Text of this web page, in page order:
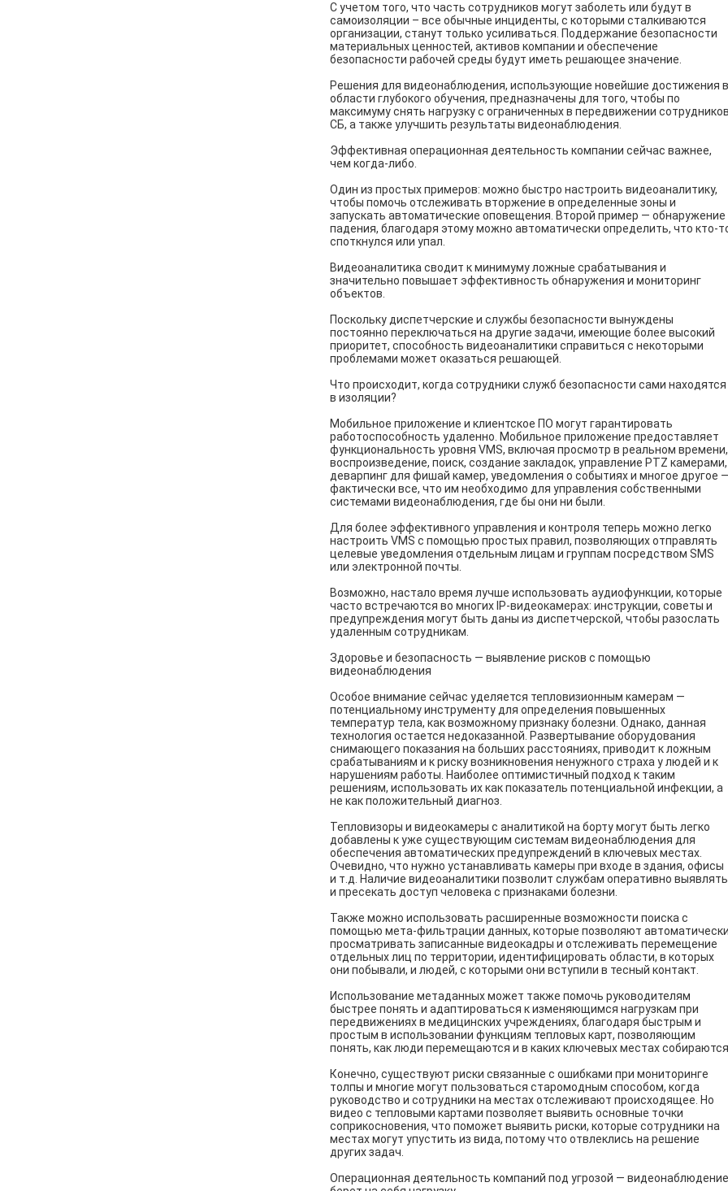
С учетом того, что часть сотрудников могут заболеть или будут в
самоизоляции – все обычные инциденты, с которыми сталкиваются
организации, станут только усиливаться. Поддержание безопасности
материальных ценностей, активов компании и обеспечение
безопасности рабочей среды будут иметь решающее значение.
Решения для видеонаблюдения, использующие новейшие достижения в
области глубокого обучения, предназначены для того, чтобы по
максимуму снять нагрузку с ограниченных в передвижении
СБ, а также улучшить результаты видеонаблюдения.
Эффективная операционная деятельность компании сейчас важнее,
чем когда-либо.
Один из простых примеров: можно быстро настроить видеоаналитику,
чтобы помочь отслеживать вторжение в определенные зоны и
запускать автоматические оповещения. Второй пример — обнаружение
падения, благодаря этому можно автоматически определить, что кто-
споткнулся или упал.
Видеоаналитика сводит к минимуму ложные срабатывания и
значительно повышает эффективность обнаружения и мониторинг
объектов.
Поскольку диспетчерские и службы безопасности вынуждены
постоянно переключаться на другие задачи, имеющие более высокий
приоритет, способность видеоаналитики справиться с некоторыми
проблемами может оказаться решающей.
Что происходит, когда сотрудники служб безопасности сами находятся
в изоляции?
Мобильное приложение и клиентское ПО могут гарантировать
работоспособность удаленно. Мобильное приложение предоставляет
функциональность уровня VMS, включая просмотр в реальном времени,
воспроизведение, поиск, создание закладок, управление PTZ камерами,
деварпинг для фишай камер, уведомления о событиях и многое другое
фактически все, что им необходимо для управления собственными
системами видеонаблюдения, где бы они ни были.
Для более эффективного управления и контроля теперь можно легко
настроить VMS с помощью простых правил, позволяющих отправлять
целевые уведомления отдельным лицам и группам посредством SMS
или электронной почты.
Возможно, настало время лучше использовать аудиофункции, которые
часто встречаются во многих IP-видеокамерах: инструкции, советы и
предупреждения могут быть даны из диспетчерской, чтобы разослать
удаленным сотрудникам.
Здоровье и безопасность — выявление рисков с помощью
видеонаблюдения
Особое внимание сейчас уделяется тепловизионным камерам —
потенциальному инструменту для определения повышенных
температур тела, как возможному признаку болезни. Однако, данная
технология остается недоказанной. Развертывание оборудования
снимающего показания на больших расстояниях, приводит к ложным
срабатываниям и к риску возникновения ненужного страха у людей и к
нарушениям работы. Наиболее оптимистичный подход к таким
решениям, использовать их как показатель потенциальной инфекции, а
не как положительный диагноз.
Тепловизоры и видеокамеры с аналитикой на борту могут быть легко
добавлены к уже существующим системам видеонаблюдения для
обеспечения автоматических предупреждений в ключевых местах.
Очевидно, что нужно устанавливать камеры при входе в здания, офисы
и т.д. Наличие видеоаналитики позволит службам оперативно выявлять
и пресекать доступ человека с признаками болезни.
Также можно использовать расширенные возможности поиска с
помощью мета-фильтрации данных, которые позволяют
просматривать записанные видеокадры и отслеживать перемещение
отдельных лиц по территории, идентифицировать области, в которых
они побывали, и людей, с которыми они вступили в тесный контакт.
Использование метаданных может также помочь руководителям
быстрее понять и адаптироваться к изменяющимся нагрузкам при
передвижениях в медицинских учреждениях, благодаря быстрым и
простым в использовании функциям тепловых карт, позволяющим
понять, как люди перемещаются и в каких ключевых местах
Конечно, существуют риски связанные с ошибками при мониторинге
толпы и многие могут пользоваться старомодным способом, когда
руководство и сотрудники на местах отслеживают происходящее. Но
видео с тепловыми картами позволяет выявить основные точки
соприкосновения, что поможет выявить риски, которые сотрудники на
местах могут упустить из вида, потому что отвлеклись на решение
других задач.
Операционная деятельность компаний под угрозой — видеонаблюдение